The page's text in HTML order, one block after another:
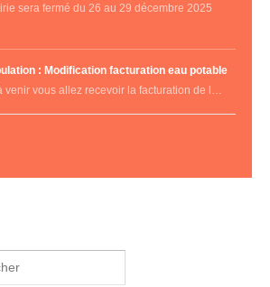
sera fermé du 26 au 29 décembre 2025
: Modification facturation eau potable
venir vous allez recevoir la facturation de l…